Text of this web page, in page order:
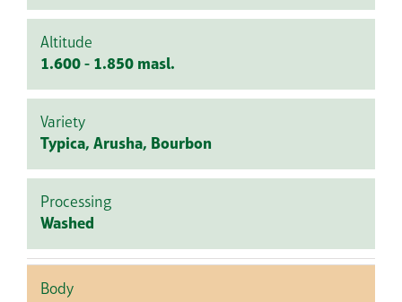
Altitude
1.600 - 1.850 masl.
Variety
Typica, Arusha, Bourbon
Processing
Washed
Body